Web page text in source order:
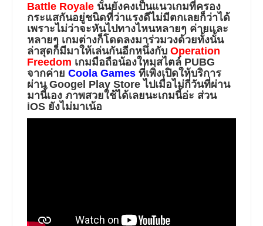
Battle Royale นั้นยังคงเป็นแนวเกมที่ครอง
กระแสกันอยู่ชนิดที่ว่าแรงดีไม่มีตกเลยก็ว่าได้
เพราะไม่ว่าจะหันไปทางไหนหลายๆ ค่ายและ
หลายๆ เกมต่างก็โดดลงมาร่วมวงด้วยทั้งนั้น
ล่าสุดก็มีมาให้เล่นกันอีกหนึ่งกับ Operation
Freedom เกมมือถือน้องใหมสไตล์ PUBG
จากค่าย Coola Games ที่เพิ่งเปิดให้บริการ
ผ่าน Googel Play Store ไปเมื่อไม่กี่วันที่ผ่าน
มานี้เอง ภาพสวยใช้ได้เลยนะเกมนี้อ่ะ ส่วน
iOS ยังไม่มาเน้อ